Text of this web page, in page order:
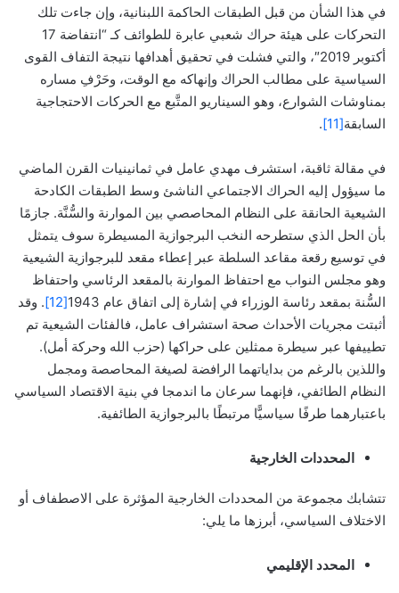
في هذا الشأن من قبل الطبقات الحاكمة اللبنانية، وإن جاءت تلك
التحركات على هيئة حراك شعبي عابرة للطوائف كـ “انتفاضة 17
أكتوبر 2019″، والتي فشلت في تحقيق أهدافها نتيجة التفاف القوى
السياسية على مطالب الحراك وإنهاكه مع الوقت، وحَرْفِ مساره
بمناوشات الشوارع، وهو السيناريو المتَّبع مع الحركات الاحتجاجية
السابقة[11]
.
في مقالة ثاقبة، استشرف مهدي عامل في ثمانينيات القرن الماضي
ما سيؤول إليه الحراك الاجتماعي الناشئ وسط الطبقات الكادحة
الشيعية الحانقة على النظام المحاصصي بين الموارنة والسُّنَّة. جازمًا
بأن الحل الذي ستطرحه النخب البرجوازية المسيطرة سوف يتمثل
في توسيع رقعة مقاعد السلطة عبر إعطاء مقعد للبرجوازية الشيعية
وهو مجلس النواب مع احتفاظ الموارنة بالمقعد الرئاسي واحتفاظ
السُّنة بمقعد رئاسة الوزراء في إشارة إلى اتفاق عام 1943
[12]
. وقد
أثبتت مجريات الأحداث صحة استشراف عامل، فالفئات الشيعية تم
تطييفها عبر سيطرة ممثلين على حراكها (حزب الله وحركة أمل).
واللذين بالرغم من بداياتهما الرافضة لصيغة المحاصصة ومجمل
النظام الطائفي، فإنهما سرعان ما اندمجا في بنية الاقتصاد السياسي
باعتبارهما طرفًا سياسيًّا مرتبطًا بالبرجوازية الطائفية.
المحددات الخارجية
تتشابك مجموعة من المحددات الخارجية المؤثرة على الاصطفاف أو
الاختلاف السياسي، أبرزها ما يلي:
المحدد الإقليمي